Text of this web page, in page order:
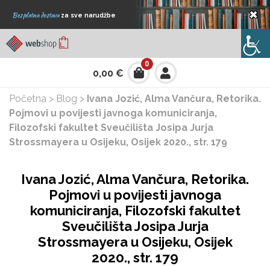
Besplatna dostavaza sve narudžbe ×
0,00 €
0
Početna > Blog > Ivana Jozić, Alma Vančura, Retorika.
Pojmovi u povijesti javnoga komuniciranja,
Filozofski fakultet Sveučilišta Josipa Jurja
Strossmayera u Osijeku, Osijek 2020., str. 179
Ivana Jozić, Alma Vančura, Retorika.
Pojmovi u povijesti javnoga
komuniciranja, Filozofski fakultet
Sveučilišta Josipa Jurja
Strossmayera u Osijeku, Osijek
2020., str. 179